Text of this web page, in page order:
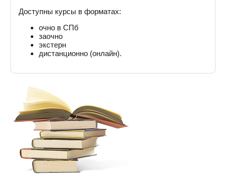
Доступны курсы в форматах:
очно в СПб
заочно
экстерн
дистанционно (онлайн).